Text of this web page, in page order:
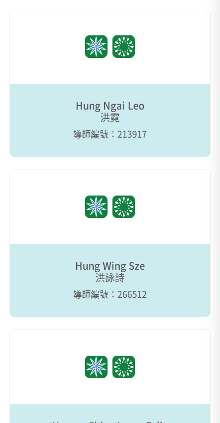
Hung Ngai Leo
洪霓
導師編號：213917
Hung Wing Sze
洪詠詩
導師編號：266512